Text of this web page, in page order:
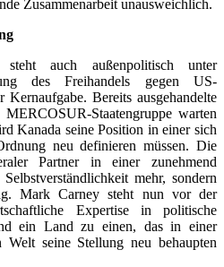
Zusammenarbeit unausweichlich.
auch außenpolitisch unter
des Freihandels gegen US-
Bereits ausgehandelte
Staatengruppe warten
Kanada seine Position in einer sich
neu definieren müssen. Die
Partner in einer zunehmend
mehr, sondern
Mark Carney steht nun vor der
Expertise in politische
ein Land zu einen, das in einer
Welt seine Stellung neu behaupten